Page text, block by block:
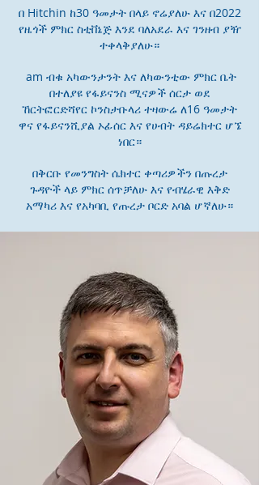
በ Hitchin ከ30 ዓመታት በላይ ኖሬያለሁ እና በ2022
የዜጎች ምክር ስቲቨኔጅ እንደ ባለአደራ እና ገንዘብ ያዥ
ተቀላቅያለሁ።
am ብቁ አካውንታንት እና ለካውንቲው ምክር ቤት
በተለያዩ የፋይናንስ ሚናዎች ሰርታ ወደ
ኸርትፎርድሻየር ኮንስታቡላሪ ተዛውሬ ለ16 ዓመታት
ዋና የፋይናንሺያል ኦፊሰር እና የሀብት ዳይሬክተር ሆኜ
ነበር።
በቅርቡ የመንግስት ሴክተር ቀጣሪዎችን በጡረታ
ጉዳዮች ላይ ምክር ሰጥቻለሁ እና የብሄራዊ እቅድ
አማካሪ እና የአካባቢ የጡረታ ቦርድ አባል ሆኛለሁ።